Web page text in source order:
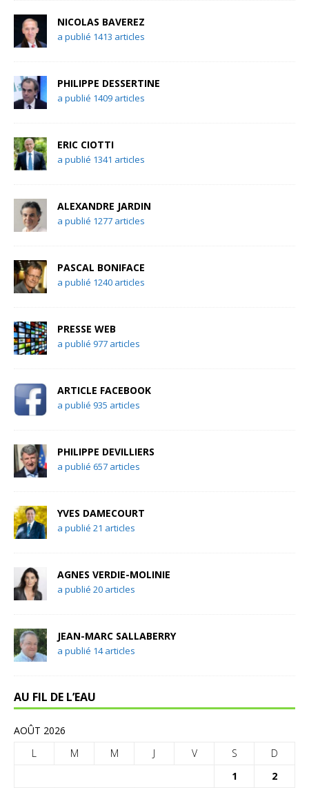
NICOLAS BAVEREZ
a publié 1413 articles
PHILIPPE DESSERTINE
a publié 1409 articles
ERIC CIOTTI
a publié 1341 articles
ALEXANDRE JARDIN
a publié 1277 articles
PASCAL BONIFACE
a publié 1240 articles
PRESSE WEB
a publié 977 articles
ARTICLE FACEBOOK
a publié 935 articles
PHILIPPE DEVILLIERS
a publié 657 articles
YVES DAMECOURT
a publié 21 articles
AGNES VERDIE-MOLINIE
a publié 20 articles
JEAN-MARC SALLABERRY
a publié 14 articles
AU FIL DE L’EAU
AOÛT 2026
L
M M J V S
D
1
2